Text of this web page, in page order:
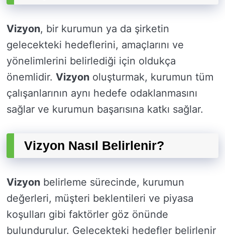
Vizyon, bir kurumun ya da şirketin
gelecekteki hedeflerini, amaçlarını ve
yönelimlerini belirlediği için oldukça
önemlidir. Vizyon oluşturmak, kurumun tüm
çalışanlarının aynı hedefe odaklanmasını
sağlar ve kurumun başarısına katkı sağlar.
Vizyon Nasıl Belirlenir?
Vizyon belirleme sürecinde, kurumun
değerleri, müşteri beklentileri ve piyasa
koşulları gibi faktörler göz önünde
bulundurulur. Gelecekteki hedefler belirlenir